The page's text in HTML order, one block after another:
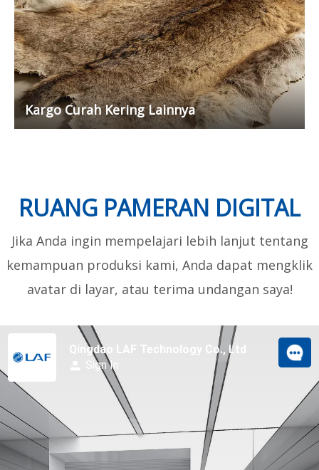
Kargo Curah Kering Lainnya
RUANG PAMERAN DIGITAL
Jika Anda ingin mempelajari lebih lanjut tentang
kemampuan produksi kami, Anda dapat mengklik
avatar di layar, atau terima undangan saya!